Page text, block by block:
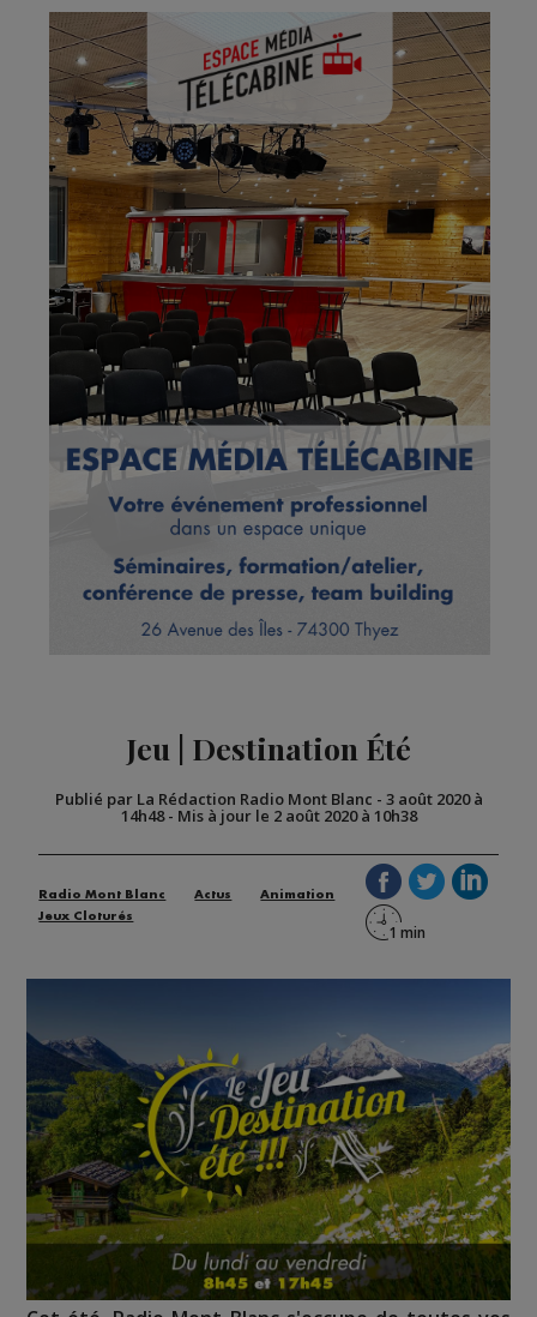
Jeu | Destination Été
Publié par La Rédaction Radio Mont Blanc - 3 août 2020 à
14h48- Mis à jour le 2 août 2020 à 10h38
Radio Mont Blanc Actus
Animation
Jeux Cloturés